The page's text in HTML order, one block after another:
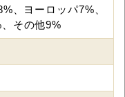
、ヨーロッパ7%、
その他9%